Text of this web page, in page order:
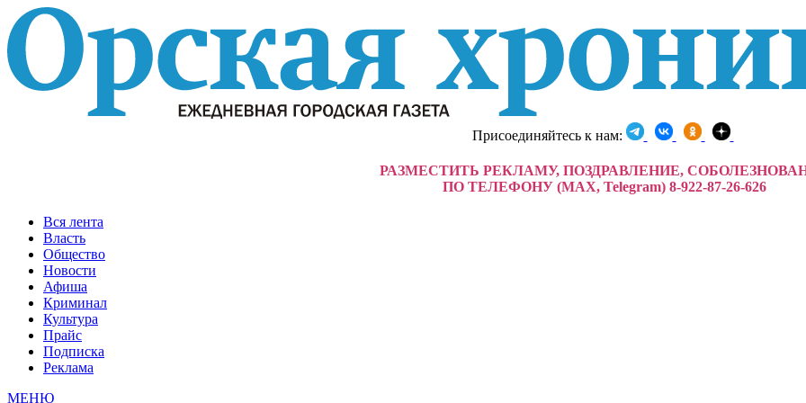
Присоединяйтесь к нам:
РАЗМЕСТИТЬ РЕКЛАМУ, ПОЗДРАВЛЕНИЕ,
ПО ТЕЛЕФОНУ (MAX, Telegram) 8-922-87-26-626
Вся лента
Власть
Общество
Новости
Афиша
Криминал
Культура
Прайс
Подписка
Реклама
МЕНЮ